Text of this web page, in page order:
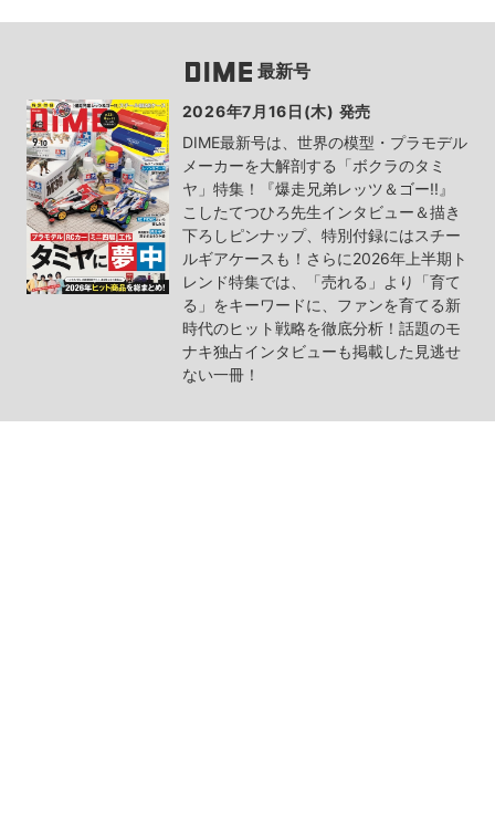
最新号
2026年7月16日(木) 発売
DIME最新号は、世界の模型・プラモデル
メーカーを大解剖する「ボクラのタミ
ヤ」特集！『爆走兄弟レッツ＆ゴー!!』
こしたてつひろ先生インタビュー＆描き
下ろしピンナップ、特別付録にはスチー
ルギアケースも！さらに2026年上半期ト
レンド特集では、「売れる」より「育て
る」をキーワードに、ファンを育てる新
時代のヒット戦略を徹底分析！話題のモ
ナキ独占インタビューも掲載した見逃せ
ない一冊！